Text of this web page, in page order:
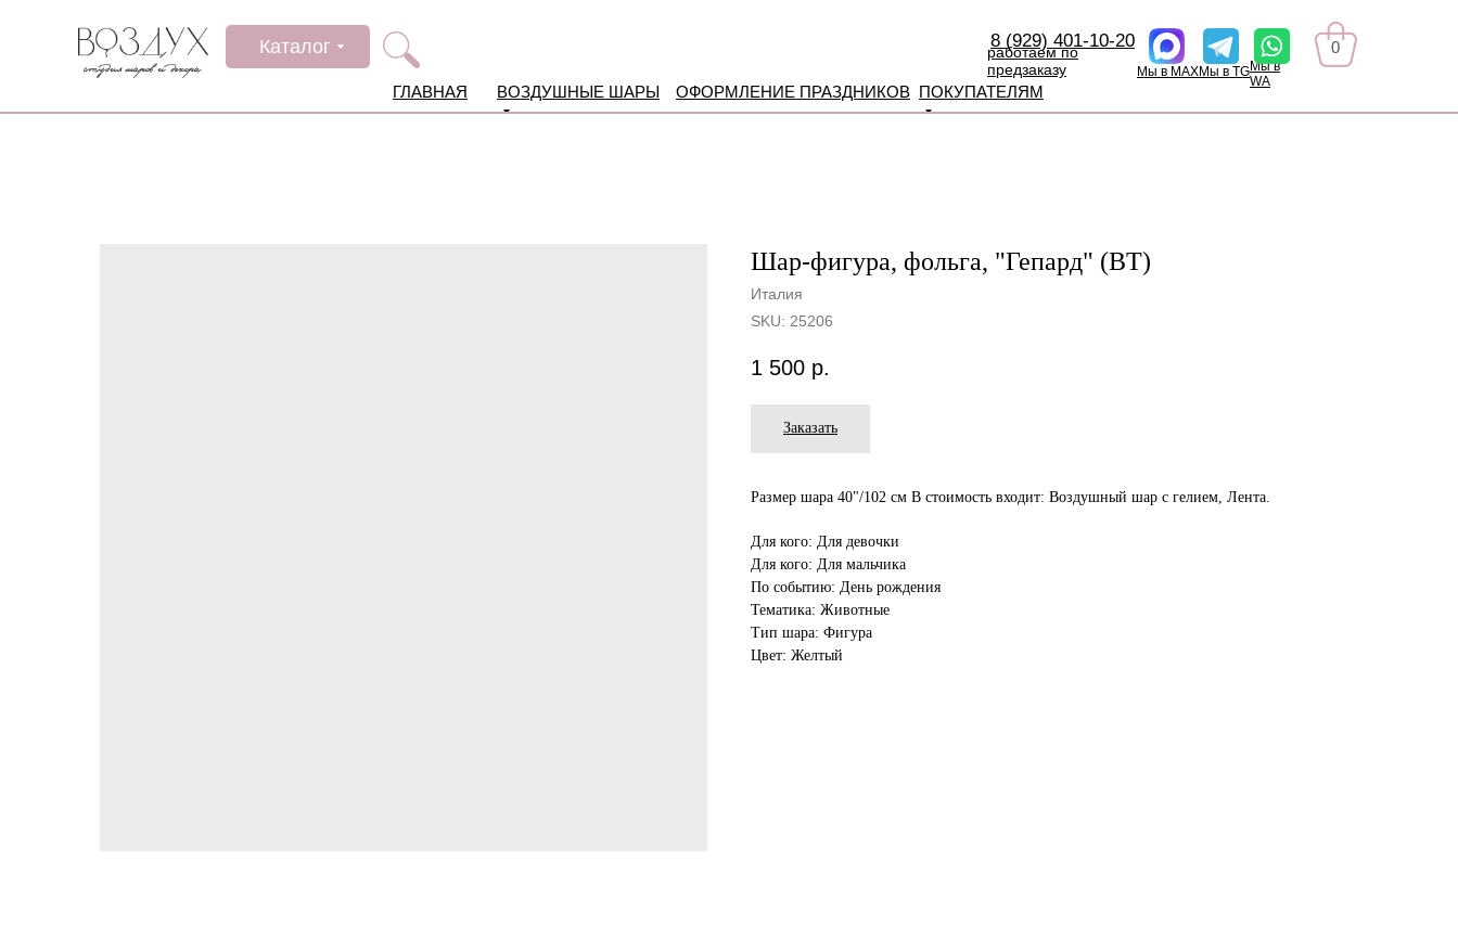
ВОЗДУШНЫЕ ШАРЫ
ГЛАВНАЯ ОФОРМЛЕНИЕ ПРАЗДНИКОВ ПОКУПАТЕЛЯМ
8 (929) 401-10-20
работаем по
предзаказу
Мы в MAXМы в TGМы в
WA
0
Каталог
Шар-фигура, фольга, "Гепард" (BТ)
Италия
SKU: 25206
1 500 р.
Заказать
Размер шара 40"/102 см В стоимость входит: Воздушный шар с гелием, Лента.
Для кого: Для девочки
Для кого: Для мальчика
По событию: День рождения
Тематика: Животные
Тип шара: Фигура
Цвет: Желтый